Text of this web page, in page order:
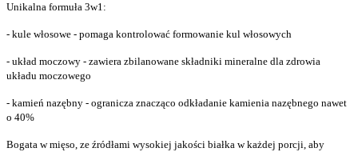
Unikalna formuła 3w1:
- kule włosowe - pomaga kontrolować formowanie kul włosowych
- układ moczowy - zawiera zbilanowane składniki mineralne dla zdrowia
układu moczowego
- kamień nazębny - ogranicza znacząco odkładanie kamienia nazębnego nawet
o 40%
Bogata w mięso, ze źródłami wysokiej jakości białka w każdej porcji, aby